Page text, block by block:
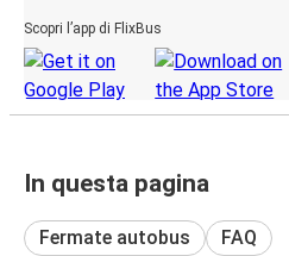
Scopri l’app di FlixBus
In questa pagina
Fermate autobus FAQ